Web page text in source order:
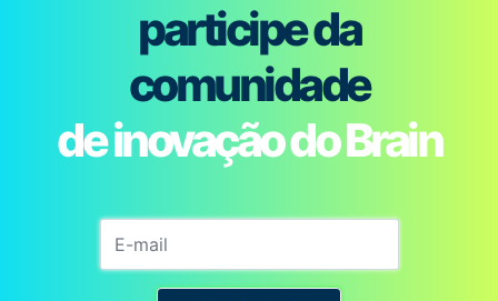
participe da
comunidade
de inovação do Brain